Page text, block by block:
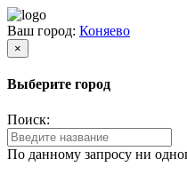
Ваш город: Коняево
×
Выберите город
Поиск:
По данному запросу ни